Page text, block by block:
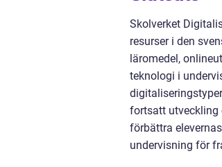
Skolverket
resurser i den
läromedel,
teknologi i
fortsatt utveckling
förbättra
undervisning för